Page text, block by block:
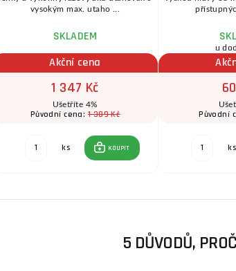
vysokým max. utaho ...
SKLADEM
Akční cena
1 347 Kč
Ušetříte 4%
Původní cena:1 389 Kč
ks KOUPIT
u
Původní
ks
5 DŮVODŮ,